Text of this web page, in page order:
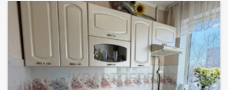
Ремонт: несколько лет назад был произведен ремонт, в кухне
и гостиной натянуты потолки, в кухне и коридоре уложен
керамогранит, санузел облицован кафелем, установлены
хорошие 3-х камерные окна. Новым собственникам останется
большой шкаф-купе и отличный угловой кухонный гарнитур.
Расположение Инфраструктура: на первом этаже
расположены магазин Ермолино, аптека, парикмахерская,
остановка общественного транспорта "Магистральная"
напротив дома. Во дворе дома расположена отличная